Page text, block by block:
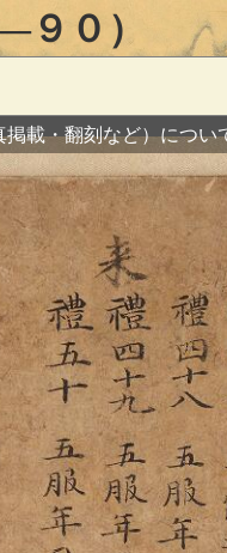
０）
載・翻刻など）につ